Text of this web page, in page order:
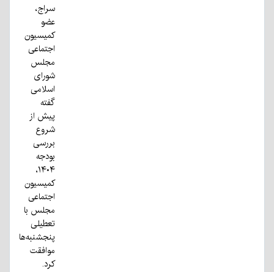
سراج،
عضو
کمیسیون
اجتماعی
مجلس
شورای
اسلامی
گفته
پیش از
شروع
بررسی
بودجه
۱۴۰۴،
کمیسیون
اجتماعی
مجلس با
تعطیلی
پنجشنبه‌ها
موافقت
کرد.